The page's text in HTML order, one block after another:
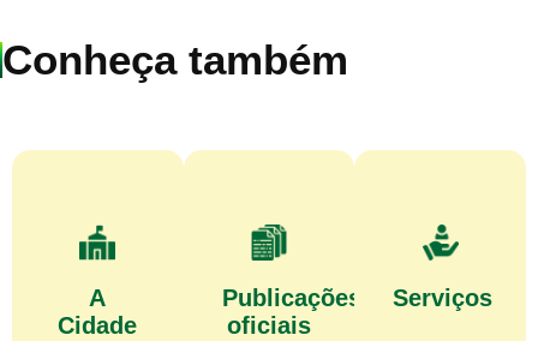
Conheça também
A
Cidade
Publicações
oficiais
Serviços